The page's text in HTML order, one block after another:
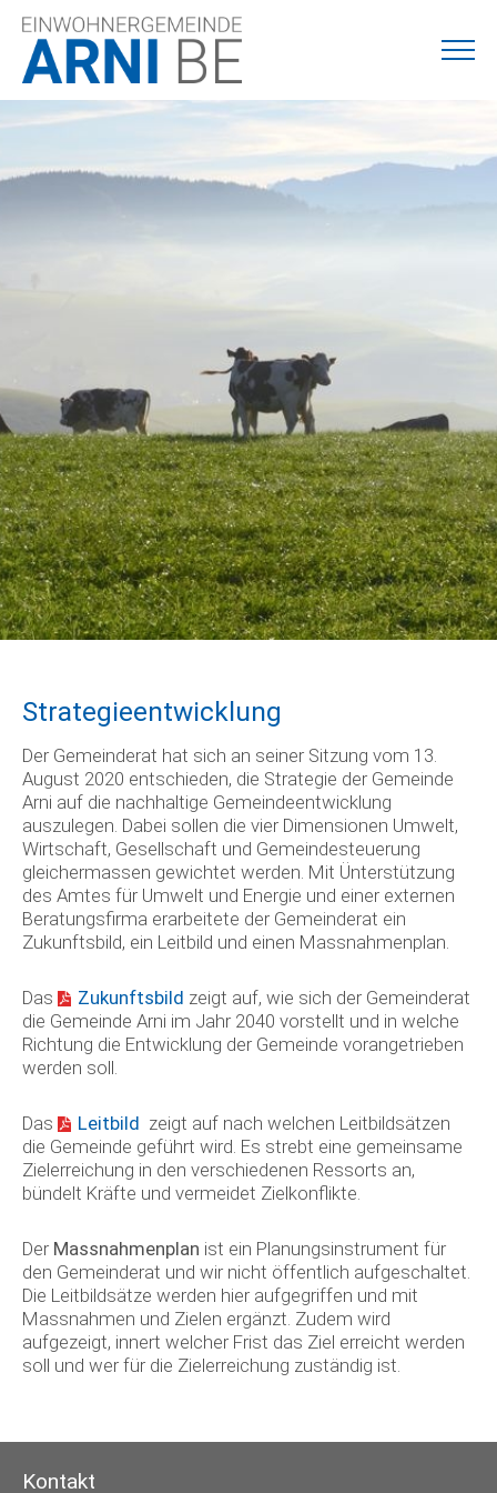
Strategieentwicklung
Der Gemeinderat hat sich an seiner Sitzung vom 13.
August 2020 entschieden, die Strategie der Gemeinde
Arni auf die nachhaltige Gemeindeentwicklung
auszulegen. Dabei sollen die vier Dimensionen Umwelt,
Wirtschaft, Gesellschaft und Gemeindesteuerung
gleichermassen gewichtet werden. Mit Ünterstützung
des Amtes für Umwelt und Energie und einer externen
Beratungsfirma erarbeitete der Gemeinderat ein
Zukunftsbild, ein Leitbild und einen Massnahmenplan.
Das Zukunftsbild zeigt auf, wie sich der Gemeinderat
die Gemeinde Arni im Jahr 2040 vorstellt und in welche
Richtung die Entwicklung der Gemeinde vorangetrieben
werden soll.
Das Leitbild zeigt auf nach welchen Leitbildsätzen
die Gemeinde geführt wird. Es strebt eine gemeinsame
Zielerreichung in den verschiedenen Ressorts an,
bündelt Kräfte und vermeidet Zielkonflikte.
Der Massnahmenplan ist ein Planungsinstrument für
den Gemeinderat und wir nicht öffentlich aufgeschaltet.
Die Leitbildsätze werden hier aufgegriffen und mit
Massnahmen und Zielen ergänzt. Zudem wird
aufgezeigt, innert welcher Frist das Ziel erreicht werden
soll und wer für die Zielerreichung zuständig ist.
Kontakt